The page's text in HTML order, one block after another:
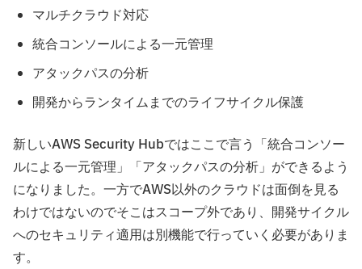
マルチクラウド対応
統合コンソールによる一元管理
アタックパスの分析
開発からランタイムまでのライフサイクル保護
新しいAWS Security Hubではここで言う「統合コンソー
ルによる一元管理」「アタックパスの分析」ができるよう
になりました。一方でAWS以外のクラウドは面倒を見る
わけではないのでそこはスコープ外であり、開発サイクル
へのセキュリティ適用は別機能で行っていく必要がありま
す。